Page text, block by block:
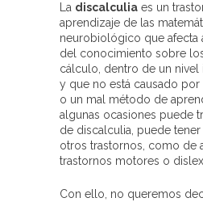
La discalculia es un
aprendizaje de las
neurobiológico que afecta
del conocimiento sobre
cálculo, dentro de un nivel
y que no está causado
o un mal método de
algunas ocasiones puede
de discalculia, puede
otros trastornos, como de
trastornos motores o
Con ello, no queremos